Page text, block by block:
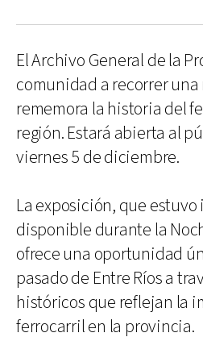
El Archivo General de la
comunidad a recorrer
rememora la historia del
región. Estará abierta al
viernes 5 de diciembre.
La exposición, que
disponible durante la
ofrece una oportunidad
pasado de Entre Ríos a
históricos que reflejan la
ferrocarril en la provincia.